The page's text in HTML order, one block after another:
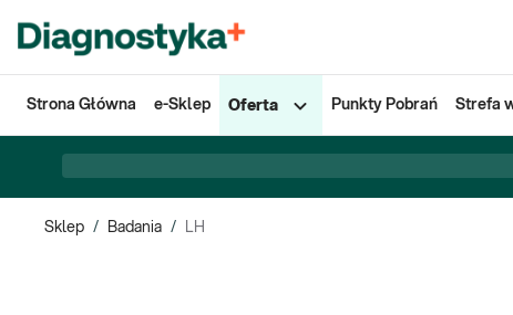
Strona Główna e-Sklep Oferta Punkty Pobrań Strefa
Sklep / Badania /
LH